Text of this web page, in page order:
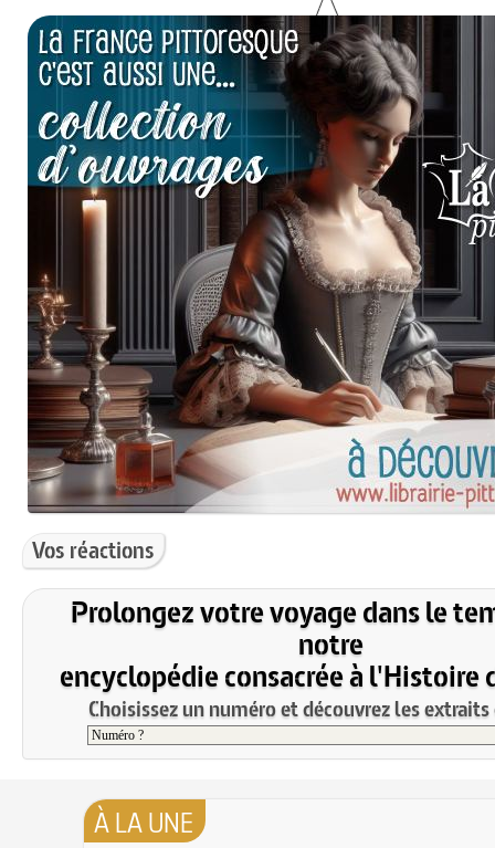
Vos réactions
Prolongez votre voyage dans le
notre
encyclopédie consacrée à l'Histoire
Choisissez un numéro et découvrez les
À LA UNE